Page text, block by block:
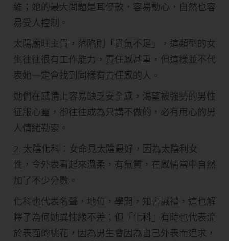
維；她的最大問題是耳仔軟，容易動心，自然也容
易受人控制。
太陽廟旺主貴，落陷則「貴氣不足」，這類型的女
生往往很有工作能力，責任感甚重，但這樣並不代
表她一定會找到同樣有責任感的人。
她們在感情上容易缺乏安全感，渴望被強勢的男性
征服心靈，卻往往成為只講不做的，必有用心的男
人情緒勒索。
2. 太陰化科：女命見太陰最好，因為太陰利女
性，令外表看起來溫柔，有氣質，在感情當中自然
加了不少分數。
化科也代表名聲，地位，學問，知書識禮，這也解
釋了為何她異性緣不差；但「化科」有時也代表流
於表面的桃花，因為男生會因為自己外表而追求，